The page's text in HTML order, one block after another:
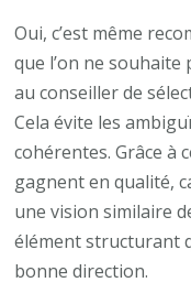
Oui, c’est même
que l’on ne
au conseiller de
Cela évite les
cohérentes. Grâce à
gagnent en qualité,
une vision similaire
élément structurant
bonne direction.